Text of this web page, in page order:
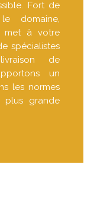
Fort de
domaine,
met à votre
spécialistes
de
un
les normes
plus grande